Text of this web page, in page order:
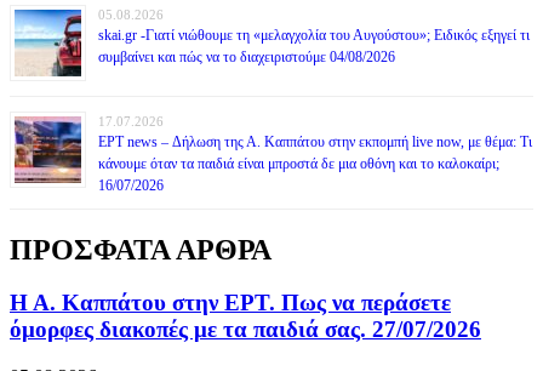
05.08.2026
skai.gr -Γιατί νιώθουμε τη «μελαγχολία του Αυγούστου»; Ειδικός εξηγεί τι
συμβαίνει και πώς να το διαχειριστούμε 04/08/2026
17.07.2026
ΕΡΤ news – Δήλωση της Α. Καππάτου στην εκπομπή live now, με θέμα: Τι
κάνουμε όταν τα παιδιά είναι μπροστά δε μια οθόνη και το καλοκαίρι;
16/07/2026
ΠΡΟΣΦΑΤΑ ΑΡΘΡΑ
Η Α. Καππάτου στην ΕΡΤ. Πως να περάσετε
όμορφες διακοπές με τα παιδιά σας. 27/07/2026